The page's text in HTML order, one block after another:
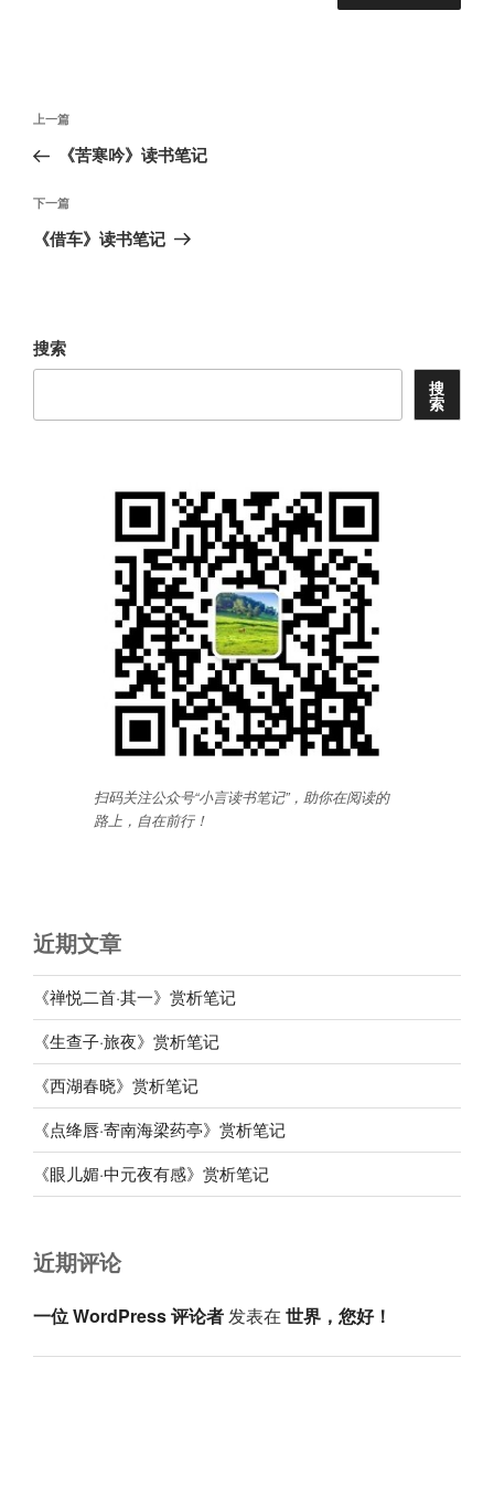
文
导
航
上
一
文
章
上一篇
《苦寒吟》读书笔记
下
一
下一篇
《借车》读书笔记
搜索
搜
索
扫码关注公众号“小言读书笔记”，助你在阅读的
路上，自在前行！
近期文章
《禅悦二首·其一》赏析笔记
《生查子·旅夜》赏析笔记
《西湖春晓》赏析笔记
《点绛唇·寄南海梁药亭》赏析笔记
《眼儿媚·中元夜有感》赏析笔记
近期评论
一位 WordPress 评论者发表在 世界，您好！